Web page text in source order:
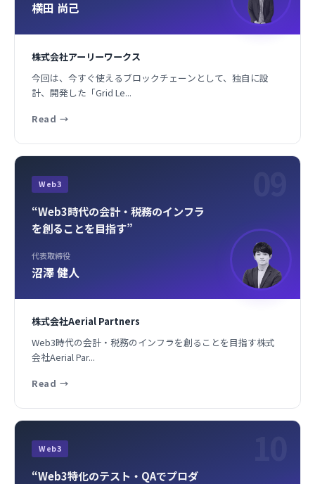
横田 尚己
株式会社アーリーワークス
今回は、今すぐ使えるブロックチェーンとして、独自に設
計、開発した「Grid Le...
Read →
Web3
“Web3時代の会計・税務のインフラ
を創ることを目指す”
代表取締役
沼澤 健人
株式会社Aerial Partners
Web3時代の会計・税務のインフラを創ることを目指す株式
会社Aerial Par...
Read →
Web3
“Web3特化のテスト・QAでプロダ